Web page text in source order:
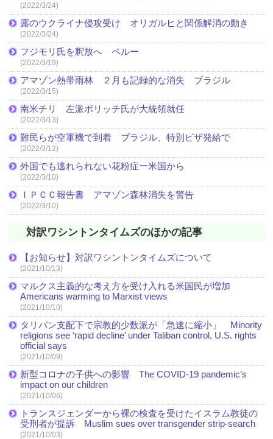
(2022/3/24)
露のウクライナ侵攻受け オリガルヒと関係解消の動き
(2022/3/24)
フジモリ氏を釈放へ ペルー
(2022/3/19)
アマゾン熱帯雨林 ２月も記録的な消失 ブラジル
(2022/3/15)
南米チリ 左派ボリッチ氏が大統領就任
(2022/3/13)
難民らが空軍機で到着 ブラジル、特別ビザ発給で
(2022/3/12)
外国でも逃れられない花粉症ー米国から
(2022/3/10)
ＩＰＣＣ報告書 アマゾン森林消失を警告
(2022/3/10)
対訳ワシントンタイムズのほかの記事
【お知らせ】対訳ワシントンタイムズについて
(2021/10/13)
マルクス主義的な考え方を受け入れる米国民が増加
Americans warming to Marxist views
(2021/10/10)
タリバン支配下で宗教的少数派が「急速に縮小」 Minority
religions see ‘rapid decline’ under Taliban control, U.S. rights
official says
(2021/10/09)
新型コロナの子供への影響 The COVID-19 pandemic’s
impact on our children
(2021/10/06)
トランスジェンダーから裸の検査を受けたイスラム教徒の
受刑者が提訴 Muslim sues over transgender strip-search
(2021/10/03)